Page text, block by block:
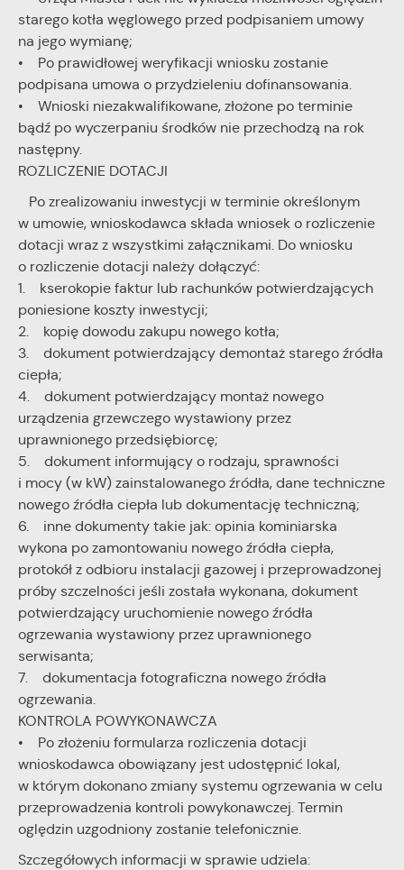
starego kotła węglowego przed podpisaniem umowy
na jego wymianę;
• Po prawidłowej weryfikacji wniosku zostanie
podpisana umowa o przydzieleniu dofinansowania.
• Wnioski niezakwalifikowane, złożone po terminie
bądź po wyczerpaniu środków nie przechodzą na rok
następny.
ROZLICZENIE DOTACJI
Po zrealizowaniu inwestycji w terminie określonym
w umowie, wnioskodawca składa wniosek o rozliczenie
dotacji wraz z wszystkimi załącznikami. Do wniosku
o rozliczenie dotacji należy dołączyć:
1. kserokopie faktur lub rachunków potwierdzających
poniesione koszty inwestycji;
2. kopię dowodu zakupu nowego kotła;
3. dokument potwierdzający demontaż starego źródła
ciepła;
4. dokument potwierdzający montaż nowego
urządzenia grzewczego wystawiony przez
uprawnionego przedsiębiorcę;
5. dokument informujący o rodzaju, sprawności
i mocy (w kW) zainstalowanego źródła, dane techniczne
nowego źródła ciepła lub dokumentację techniczną;
6. inne dokumenty takie jak: opinia kominiarska
wykona po zamontowaniu nowego źródła ciepła,
protokół z odbioru instalacji gazowej i przeprowadzonej
próby szczelności jeśli została wykonana, dokument
potwierdzający uruchomienie nowego źródła
ogrzewania wystawiony przez uprawnionego
serwisanta;
7. dokumentacja fotograficzna nowego źródła
ogrzewania.
KONTROLA POWYKONAWCZA
• Po złożeniu formularza rozliczenia dotacji
wnioskodawca obowiązany jest udostępnić lokal,
w którym dokonano zmiany systemu ogrzewania w celu
przeprowadzenia kontroli powykonawczej. Termin
oględzin uzgodniony zostanie telefonicznie.
Szczegółowych informacji w sprawie udziela: